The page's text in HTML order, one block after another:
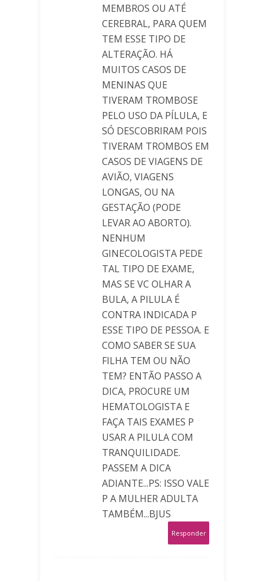
MEMBROS OU ATÉ
CEREBRAL, PARA QUEM
TEM ESSE TIPO DE
ALTERAÇÃO. HÁ
MUITOS CASOS DE
MENINAS QUE
TIVERAM TROMBOSE
PELO USO DA PÍLULA, E
SÓ DESCOBRIRAM POIS
TIVERAM TROMBOS EM
CASOS DE VIAGENS DE
AVIÃO, VIAGENS
LONGAS, OU NA
GESTAÇÃO (PODE
LEVAR AO ABORTO).
NENHUM
GINECOLOGISTA PEDE
TAL TIPO DE EXAME,
MAS SE VC OLHAR A
BULA, A PILULA É
CONTRA INDICADA P
ESSE TIPO DE PESSOA. E
COMO SABER SE SUA
FILHA TEM OU NÃO
TEM? ENTÃO PASSO A
DICA, PROCURE UM
HEMATOLOGISTA E
FAÇA TAIS EXAMES P
USAR A PILULA COM
TRANQUILIDADE.
PASSEM A DICA
ADIANTE...PS: ISSO VALE
P A MULHER ADULTA
TAMBÉM...BJUS
Responder